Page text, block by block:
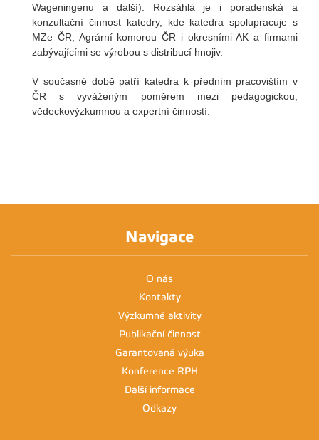
Wageningenu a další). Rozsáhlá je i poradenská a
konzultační činnost katedry, kde katedra spolupracuje s
MZe ČR, Agrární komorou ČR i okresními AK a firmami
zabývajícími se výrobou s distribucí hnojiv.
V současné době patří katedra k předním pracovištím v
ČR s vyváženým poměrem mezi pedagogickou,
vědeckovýzkumnou a expertní činností.
Navigace
O nás
Kontakty
Výzkumné aktivity
Publikační činnost
Garantovaná výuka
Konference RPH
Další informace
Odkazy